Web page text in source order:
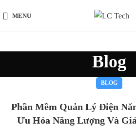
MENU
Blog
BLOG
Phần Mềm Quản Lý Điện
Ưu Hóa Năng Lượng Và